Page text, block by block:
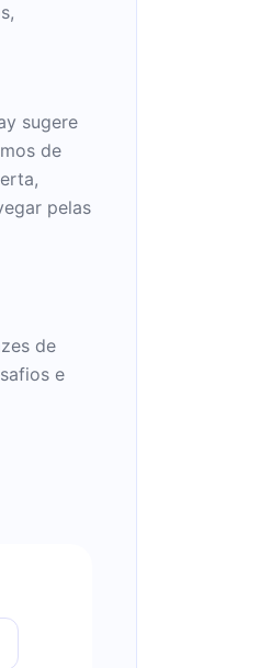
sugere
de
pelas
de
e